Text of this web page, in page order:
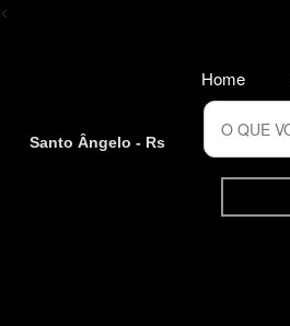
<
Santo Ângelo - Rs
Home